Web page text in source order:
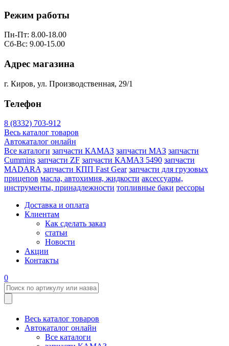
Режим работы
Пн-Пт: 8.00-18.00
Сб-Вс: 9.00-15.00
Адрес магазина
г. Киров, ул. Производственная, 29/1
Телефон
8 (8332) 703-912
Весь каталог товаров
Автокаталог онлайн
Все каталоги запчасти КАМАЗ запчасти МАЗ запчасти
Cummins запчасти ZF запчасти КАМАЗ 5490 запчасти
MADARA запчасти КПП Fast Gear запчасти для грузовых
прицепов масла, автохимия, жидкости аксессуары,
инструменты, принадлежности топливные баки рессоры
Доставка и оплата
Клиентам
Как сделать заказ
статьи
Новости
Акции
Контакты
0
Весь каталог товаров
Автокаталог онлайн
Все каталоги